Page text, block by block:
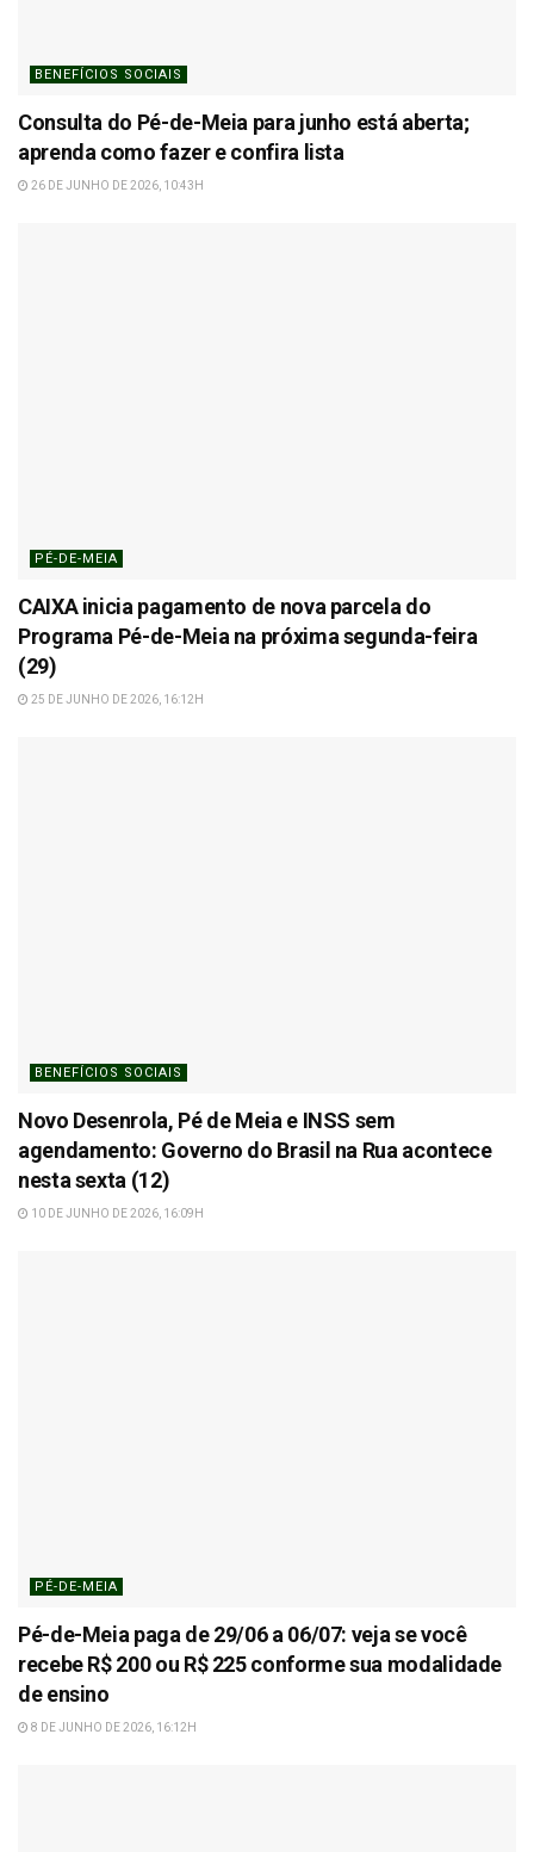
BENEFÍCIOS SOCIAIS
Consulta do Pé-de-Meia para junho está aberta;
aprenda como fazer e confira lista
26 DE JUNHO DE 2026, 10:43H
PÉ-DE-MEIA
CAIXA inicia pagamento de nova parcela do
Programa Pé-de-Meia na próxima segunda-feira
(29)
25 DE JUNHO DE 2026, 16:12H
BENEFÍCIOS SOCIAIS
Novo Desenrola, Pé de Meia e INSS sem
agendamento: Governo do Brasil na Rua acontece
nesta sexta (12)
10 DE JUNHO DE 2026, 16:09H
PÉ-DE-MEIA
Pé-de-Meia paga de 29/06 a 06/07: veja se você
recebe R$ 200 ou R$ 225 conforme sua modalidade
de ensino
8 DE JUNHO DE 2026, 16:12H